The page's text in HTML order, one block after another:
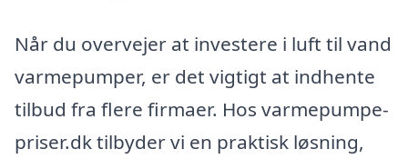
Når du overvejer at investere i luft til vand
varmepumper, er det vigtigt at indhente
tilbud fra flere firmaer. Hos varmepumpe-
priser.dk tilbyder vi en praktisk løsning,